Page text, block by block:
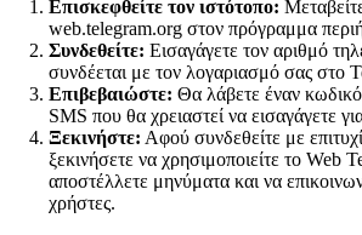
Επισκεφθείτε τον ιστότοπο:
web.telegram.org στον πρόγραμμα
Συνδεθείτε: Εισαγάγετε τον αριθμό
συνδέεται με τον λογαριασμό σας στο
Επιβεβαιώστε: Θα λάβετε έναν
SMS που θα χρειαστεί να εισαγάγετε
Ξεκινήστε: Αφού συνδεθείτε με
ξεκινήσετε να χρησιμοποιείτε το Web
αποστέλλετε μηνύματα και να
χρήστες.